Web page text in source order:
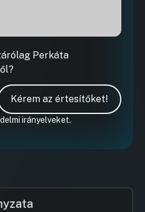
Perkáta
Kérem az értesítőket!
irányelveket.